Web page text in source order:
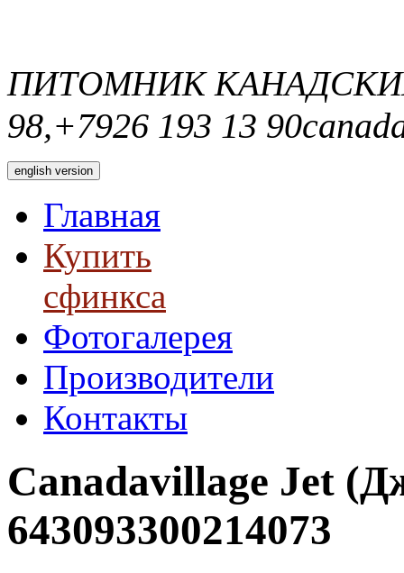
ПИТОМНИК
98,+7926 193 13 90
english version
Главная
Купить
сфинкса
Фотогалерея
Производители
Контакты
Canadavillage Jet
643093300214073